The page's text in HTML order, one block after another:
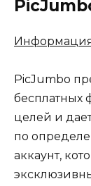
PicJumbo
бесплатных
целей и
по
аккаунт,